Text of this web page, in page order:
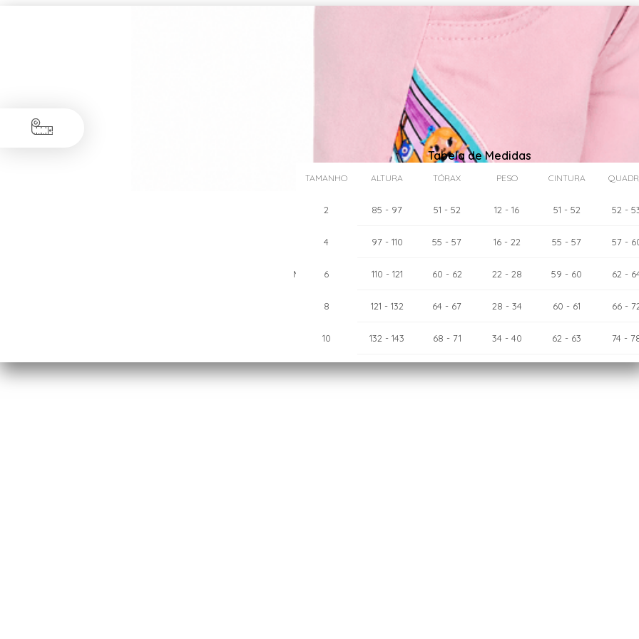
Tabela de Medidas
TAMANHO ALTURA TÓRAX PESO CINTURA
2 85 - 97 51 - 52 12 - 16 51 - 52 52 -
4 97- 110 55 - 57 16- 22 55 - 57 57-
6 110 - 121 60 - 62 22 - 28 59 - 60 62 -
8 121 - 132 64 - 67 28 - 34 60 - 61 66 -
10 132 - 143 68 - 71 34 - 40 62 - 63 74 -
12 143- 154 71- 75 40- 46 63- 65 78-
Medidas: